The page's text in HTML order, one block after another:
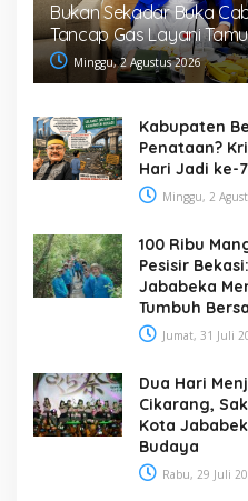
Bukan Sekadar Buka
Tancap Gas Layani
Minggu, 2 Agustus 2026
Kabupaten
Penataan?
Hari Jadi ke-
Minggu, 2
100 Ribu
Pesisir
Jababeka
Tumbuh
Jumat, 31 Juli
Dua Hari
Cikarang,
Kota
Budaya
Rabu, 29 Juli